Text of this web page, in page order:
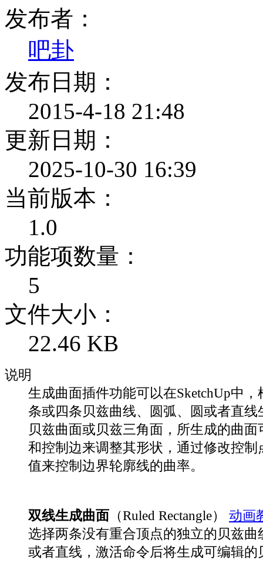
发布者：
吧卦
发布日期：
2015-4-18 21:48
更新日期：
2025-10-30 16:39
当前版本：
1.0
功能项数量：
5
文件大小：
22.46 KB
说明
生成曲面插件功能可以在SketchUp中
条或四条贝兹曲线、圆弧、圆或者直线
贝兹曲面或贝兹三角面，所生成的曲面
和控制边来调整其形状，通过修改控制
值来控制边界轮廓线的曲率。
双线生成曲面 （Ruled Rectangle）
动画
选择两条没有重合顶点的独立的贝兹曲
或者直线，激活命令后将生成可编辑的